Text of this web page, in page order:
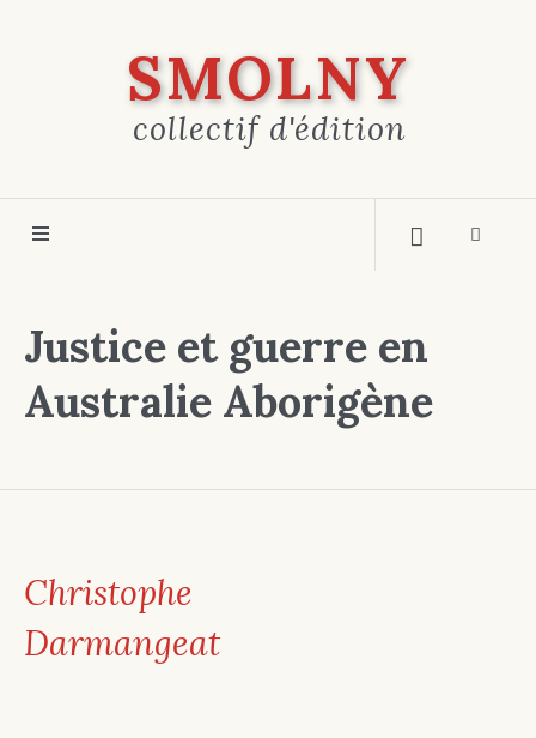
SMOLNY
collectif d'édition
Justice et guerre en
Australie Aborigène
Christophe
Darmangeat